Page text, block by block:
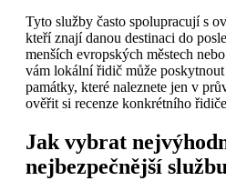
Tyto služby často spolupracují s
kteří znají danou destinaci do
menších evropských městech
vám lokální řidič může poskytnout
památky, které naleznete jen v
ověřit si recenze konkrétního
Jak vybrat
nejbezpečnější